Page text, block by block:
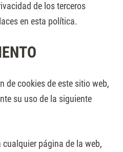
de los terceros
en esta política.
de cookies de este sitio web,
su uso de la siguiente
página de la web,